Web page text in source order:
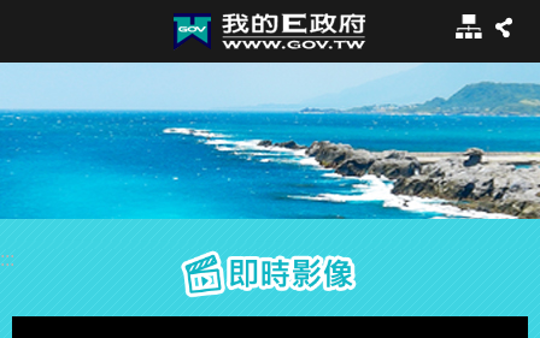
網
覽
:::
即時影像